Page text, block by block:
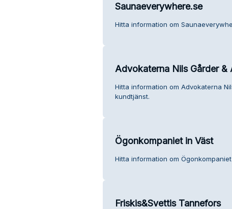
Saunaeverywhere.se
Hitta information om
Advokaterna Nils Gårder &
Hitta information om Advokaterna
kundtjänst.
Ögonkompaniet in Väst
Hitta information om
Friskis&Svettis Tannefors